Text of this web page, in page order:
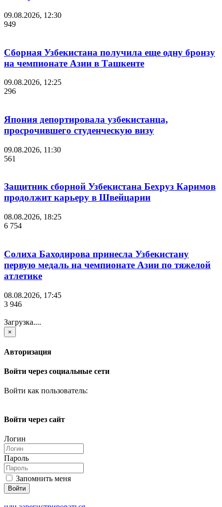
09.08.2026, 12:30
949
Сборная Узбекистана получила еще одну бронзу
на чемпионате Азии в Ташкенте
09.08.2026, 12:25
296
Япония депортировала узбекистанца,
просрочившего студенческую визу
09.08.2026, 11:30
561
Защитник сборной Узбекистана Бехруз Каримов
продолжит карьеру в Швейцарии
08.08.2026, 18:25
6 754
Солиха Баходирова принесла Узбекистану
первую медаль на чемпионате Азии по тяжелой
атлетике
08.08.2026, 17:45
3 946
Загрузка....
×
Авторизация
Войти через социальные сети
Войти как пользователь:
Войти через сайт
Логин
Пароль
Запомнить меня